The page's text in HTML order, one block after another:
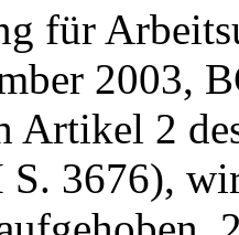
für
2003,
Artikel 2
3676),